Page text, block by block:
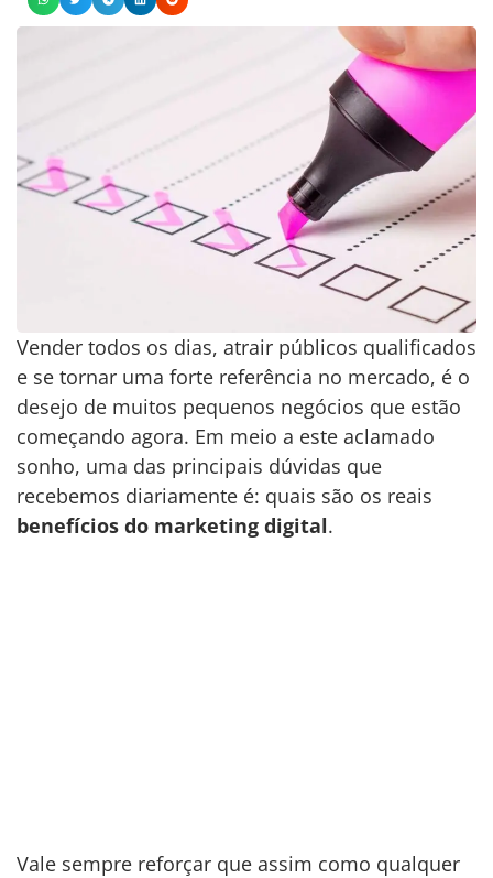
Vender todos os dias, atrair públicos qualificados
e se tornar uma forte referência no mercado, é o
desejo de muitos pequenos negócios que estão
começando agora. Em meio a este aclamado
sonho, uma das principais dúvidas que
recebemos diariamente é: quais são os reais
benefícios do marketing digital.
Vale sempre reforçar que assim como qualquer